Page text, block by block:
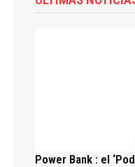
Power Bank : el